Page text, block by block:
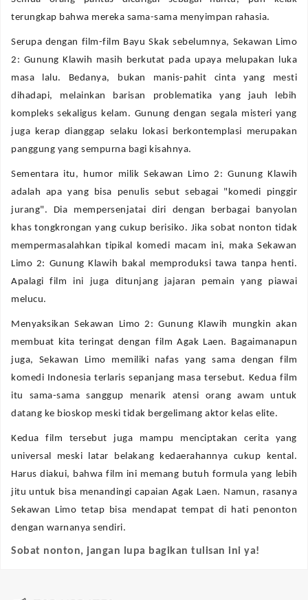
terungkap bahwa mereka sama-sama menyimpan rahasia.
Serupa dengan film-film Bayu Skak sebelumnya, Sekawan Limo
2: Gunung Klawih masih berkutat pada upaya melupakan luka
masa lalu. Bedanya, bukan manis-pahit cinta yang mesti
dihadapi, melainkan barisan problematika yang jauh lebih
kompleks sekaligus kelam. Gunung dengan segala misteri yang
juga kerap dianggap selaku lokasi berkontemplasi merupakan
panggung yang sempurna bagi kisahnya.
Sementara itu, humor milik Sekawan Limo 2: Gunung Klawih
adalah apa yang bisa penulis sebut sebagai "komedi pinggir
jurang". Dia mempersenjatai diri dengan berbagai banyolan
khas tongkrongan yang cukup berisiko. Jika sobat nonton tidak
mempermasalahkan tipikal komedi macam ini, maka Sekawan
Limo 2: Gunung Klawih bakal memproduksi tawa tanpa henti.
Apalagi film ini juga ditunjang jajaran pemain yang piawai
melucu.
Menyaksikan Sekawan Limo 2: Gunung Klawih mungkin akan
membuat kita teringat dengan film Agak Laen. Bagaimanapun
juga, Sekawan Limo memiliki nafas yang sama dengan film
komedi Indonesia terlaris sepanjang masa tersebut. Kedua film
itu sama-sama sanggup menarik atensi orang awam untuk
datang ke bioskop meski tidak bergelimang aktor kelas elite.
Kedua film tersebut juga mampu menciptakan cerita yang
universal meski latar belakang kedaerahannya cukup kental.
Harus diakui, bahwa film ini memang butuh formula yang lebih
jitu untuk bisa menandingi capaian Agak Laen. Namun, rasanya
Sekawan Limo tetap bisa mendapat tempat di hati penonton
dengan warnanya sendiri.
Sobat nonton, jangan lupa bagikan tulisan ini ya!